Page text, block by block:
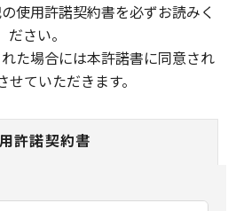
使用許諾契約書を必ずお読みく
ださい。
た場合には本許諾書に同意され
せていただきます。
許諾契約書